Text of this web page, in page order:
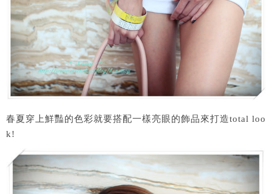
春夏穿上鮮豔的色彩就要搭配一樣亮眼的飾品來打造total loo
k!